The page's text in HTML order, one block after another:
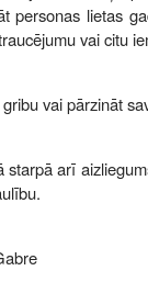
personas lietas
vai citu
vai pārzināt
starpā arī